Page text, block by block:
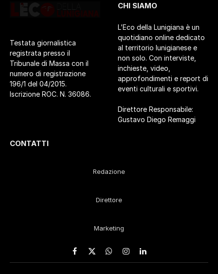
Testata giornalistica
registrata presso il
Tribunale di Massa con il
numero di registrazione
196/1 del 04/2015.
Iscrizione ROC. N. 36086.
CHI SIAMO
L’Eco della Lunigiana è un
quotidiano online dedicato
al territorio lunigianese e
non solo. Con interviste,
inchieste, video,
approfondimenti e report di
eventi culturali e sportivi.
Direttore Responsabile:
Gustavo Diego Remaggi
CONTATTI
Redazione
Direttore
Marketing
Facebook
X
WhatsApp
Instagram
LinkedIn